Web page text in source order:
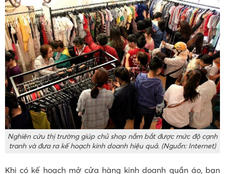
Nghiên cứu thị trường giúp chủ shop nắm bắt được mức độ cạnh
tranh và đưa ra kế hoạch kinh doanh hiệu quả. (Nguồn: Internet)
Khi có kế hoạch mở cửa hàng kinh doanh quần áo, bạn